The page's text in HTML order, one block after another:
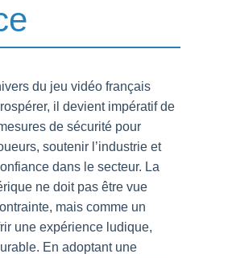
du jeu vidéo français
il devient impératif de
de sécurité pour
soutenir l’industrie et
dans le secteur. La
ne doit pas être vue
mais comme un
une expérience ludique,
En adoptant une